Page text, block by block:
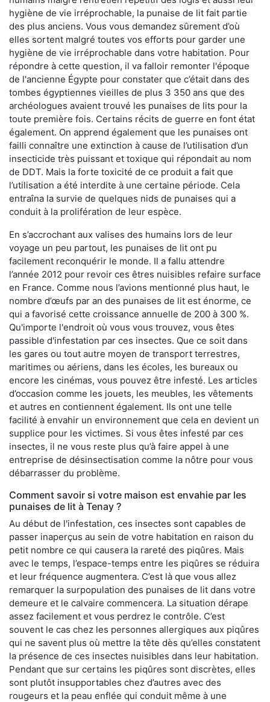
hygiène de vie irréprochable, la punaise de lit fait partie
des plus anciens. Vous vous demandez sûrement d’où
elles sortent malgré toutes vos efforts pour garder une
hygiène de vie irréprochable dans votre habitation. Pour
répondre à cette question, il va falloir remonter l'époque
de l'ancienne Égypte pour constater que c’était dans des
tombes égyptiennes vieilles de plus 3 350 ans que des
archéologues avaient trouvé les punaises de lits pour la
toute première fois. Certains récits de guerre en font état
également. On apprend également que les punaises ont
failli connaître une extinction à cause de l’utilisation d’un
insecticide très puissant et toxique qui répondait au nom
de DDT. Mais la forte toxicité de ce produit a fait que
l’utilisation a été interdite à une certaine période. Cela
entraîna la survie de quelques nids de punaises qui a
conduit à la prolifération de leur espèce.
En s’accrochant aux valises des humains lors de leur
voyage un peu partout, les punaises de lit ont pu
facilement reconquérir le monde. Il a fallu attendre
l’année 2012 pour revoir ces êtres nuisibles refaire surface
en France. Comme nous l’avions mentionné plus haut, le
nombre d’œufs par an des punaises de lit est énorme, ce
qui a favorisé cette croissance annuelle de 200 à 300 %.
Qu'importe l'endroit où vous vous trouvez, vous êtes
passible d'infestation par ces insectes. Que ce soit dans
les gares ou tout autre moyen de transport terrestres,
maritimes ou aériens, dans les écoles, les bureaux ou
encore les cinémas, vous pouvez être infesté. Les articles
d’occasion comme les jouets, les meubles, les vêtements
et autres en contiennent également. Ils ont une telle
facilité à envahir un environnement que cela en devient un
supplice pour les victimes. Si vous êtes infesté par ces
insectes, il ne vous reste plus qu’à faire appel à une
entreprise de désinsectisation comme la nôtre pour vous
débarrasser du problème.
Comment savoir si votre maison est envahie par les
punaises de lit à Tenay ?
Au début de l'infestation, ces insectes sont capables de
passer inaperçus au sein de votre habitation en raison du
petit nombre ce qui causera la rareté des piqûres. Mais
avec le temps, l’espace-temps entre les piqûres se réduira
et leur fréquence augmentera. C’est là que vous allez
remarquer la surpopulation des punaises de lit dans votre
demeure et le calvaire commencera. La situation dérape
assez facilement et vous perdrez le contrôle. C’est
souvent le cas chez les personnes allergiques aux piqûres
qui ne savent plus où mettre la tête dès qu’elles constatent
la présence de ces insectes nuisibles dans leur habitation.
Pendant que sur certains les piqûres sont discrètes, elles
sont plutôt insupportables chez d’autres avec des
rougeurs et la peau enflée qui conduit même à une